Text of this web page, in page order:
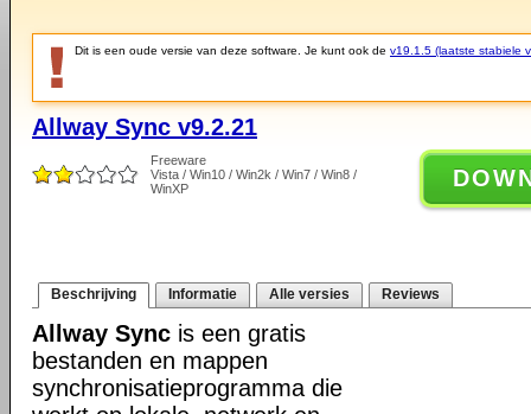
Dit is een oude versie van deze software. Je kunt ook de v19.1.5 (laatste stabiele
Allway Sync v9.2.21
Freeware
Vista / Win10 / Win2k / Win7 / Win8 /
WinXP
Beschrijving Informatie Alle versies Reviews
Allway Sync is een gratis
bestanden en mappen
synchronisatieprogramma die